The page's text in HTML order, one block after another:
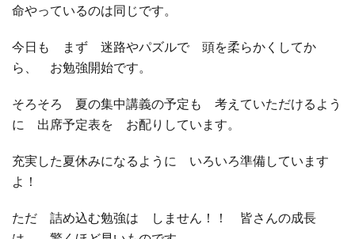
命やっているのは同じです。
今日も まず 迷路やパズルで 頭を柔らかくしてか
ら、 お勉強開始です。
そろそろ 夏の集中講義の予定も 考えていただけるよう
に 出席予定表を お配りしています。
充実した夏休みになるように いろいろ準備しています
よ！
ただ 詰め込む勉強は しません！！ 皆さんの成長